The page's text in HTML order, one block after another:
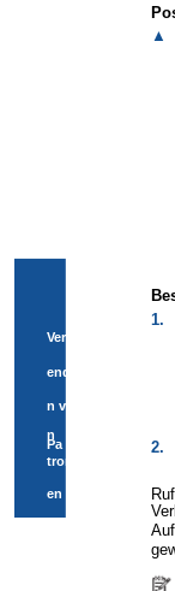
▲
1.
2.
Verw
ende
n vo
n
Pa
tron
en